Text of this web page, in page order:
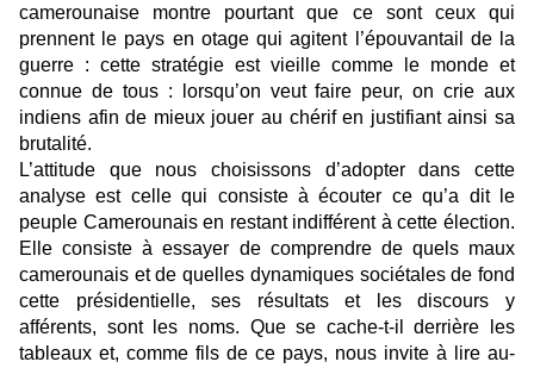
camerounaise montre pourtant que ce sont ceux qui
prennent le pays en otage qui agitent l’épouvantail de la
guerre : cette stratégie est vieille comme le monde et
connue de tous : lorsqu’on veut faire peur, on crie aux
indiens afin de mieux jouer au chérif en justifiant ainsi sa
brutalité.
L’attitude que nous choisissons d’adopter dans cette
analyse est celle qui consiste à écouter ce qu’a dit le
peuple Camerounais en restant indifférent à cette élection.
Elle consiste à essayer de comprendre de quels maux
camerounais et de quelles dynamiques sociétales de fond
cette présidentielle, ses résultats et les discours y
afférents, sont les noms. Que se cache-t-il derrière les
tableaux et, comme fils de ce pays, nous invite à lire au-